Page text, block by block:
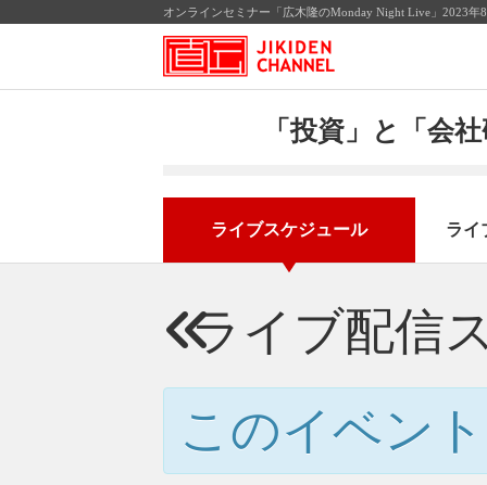
オンラインセミナー「広木隆のMonday Night Live」2023
「投資」と「会
ライブスケジュール ライ
ライブ配信
このイベン